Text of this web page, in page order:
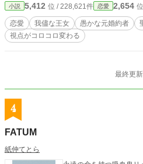
小説 5,412 位 / 228,621件 恋愛 2,654
恋愛 我儘な王女 愚かな元婚約者
視点がコロコロ変わる
最終更
4
FATUM
紙仲てとら